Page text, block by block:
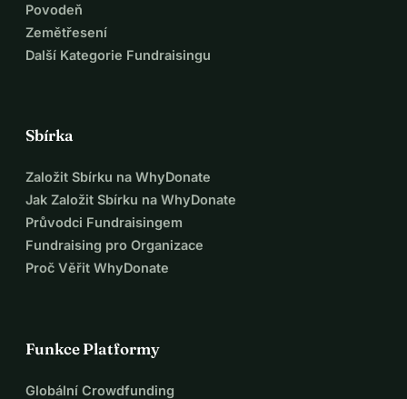
Povodeň
Zemětřesení
Další Kategorie Fundraisingu
Sbírka
Založit Sbírku na WhyDonate
Jak Založit Sbírku na WhyDonate
Průvodci Fundraisingem
Fundraising pro Organizace
Proč Věřit WhyDonate
Funkce Platformy
Globální Crowdfunding